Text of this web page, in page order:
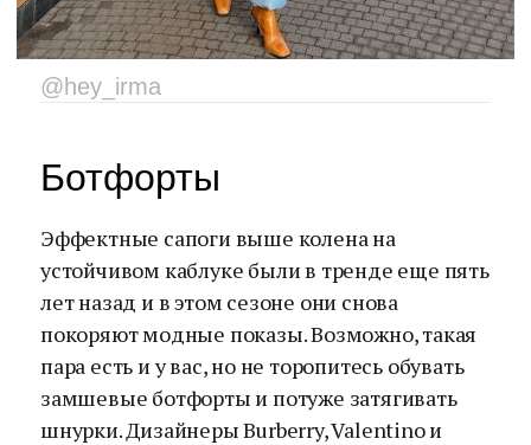
@hey_irma
Ботфорты
Эффектные сапоги выше колена на
устойчивом каблуке были в тренде еще пять
лет назад и в этом сезоне они снова
покоряют модные показы. Возможно, такая
пара есть и у вас, но не торопитесь обувать
замшевые ботфорты и потуже затягивать
шнурки. Дизайнеры Burberry, Valentino и